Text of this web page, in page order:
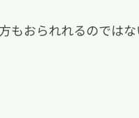
おられれるのではな